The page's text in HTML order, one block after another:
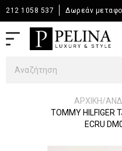
212 1058 537 Δωρεάν
ΑΡΧΙΚΉ/
TOMMY HILFIGER
ECRU